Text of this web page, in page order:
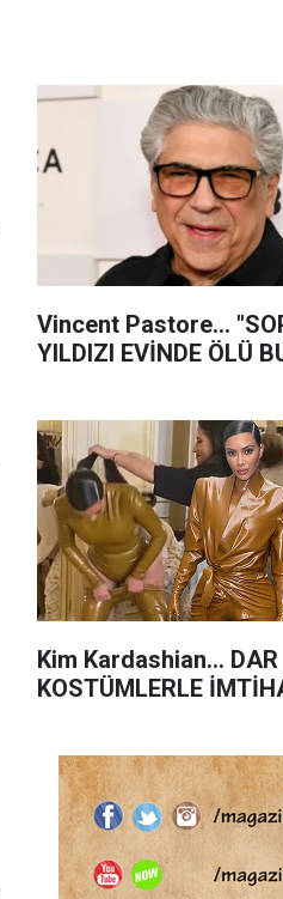
Vincent Pastore...
YILDIZI EVİNDE ÖLÜ
Kim Kardashian... DAR
KOSTÜMLERLE